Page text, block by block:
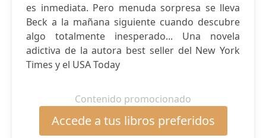
es inmediata. Pero menuda sorpresa se lleva
Beck a la mañana siguiente cuando descubre
algo totalmente inesperado... Una novela
adictiva de la autora best seller del New York
Times y el USA Today
Contenido promocionado
Accede a tus libros preferidos